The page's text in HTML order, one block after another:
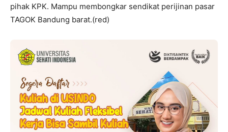
pihak KPK. Mampu membongkar sendikat perijinan pasar
TAGOK Bandung barat.(red)